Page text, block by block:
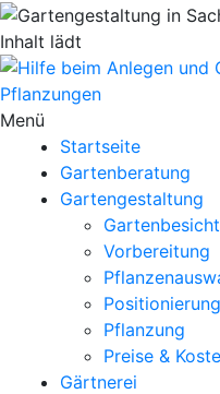
Inhalt lädt
Menü
Startseite
Gartenberatung
Gartengestaltung
Vorbereitung
Positionierung
Pflanzung
Preise &
Gärtnerei